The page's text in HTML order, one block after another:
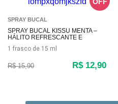
SPRAY BUCAL
SPRAY BUCAL KISSU MENTA –
HÁLITO REFRESCANTE E
CONFIANÇA (15ML)
1 frasco de 15 ml
R$ 15,90 R$ 12,90